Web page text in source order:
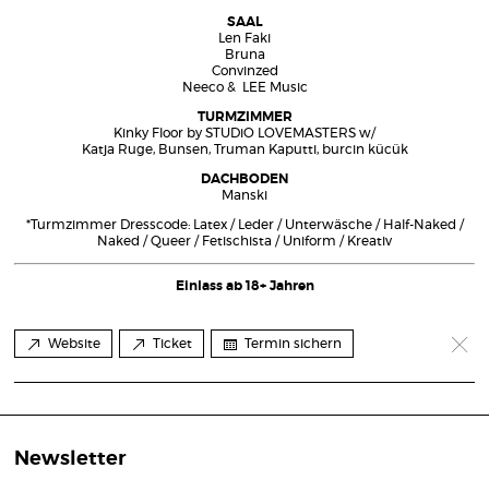
SAAL
Len Faki
Bruna
Convinzed
Neeco & LEE Music
TURMZIMMER
Kinky Floor by STUDiO LOVEMASTERS w/
Katja Ruge, Bunsen, Truman Kaputti, burcin kücük
DACHBODEN
Manski
*Turmzimmer Dresscode: Latex / Leder / Unterwäsche / Half-Naked /
Naked / Queer / Fetischista / Uniform / Kreativ
Einlass ab 18+ Jahren
Website Ticket Termin sichern
Newsletter